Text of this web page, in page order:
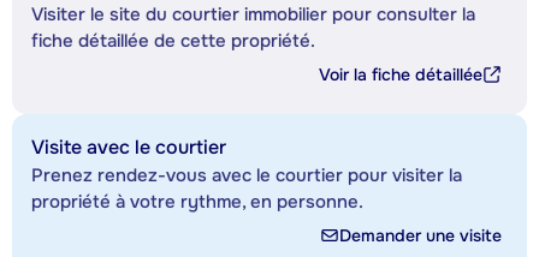
Visiter le site du courtier immobilier pour consulter la
fiche détaillée de cette propriété.
Voir la fiche détaillée
Visite avec le courtier
Prenez rendez-vous avec le courtier pour visiter la
propriété à votre rythme, en personne.
Demander une visite